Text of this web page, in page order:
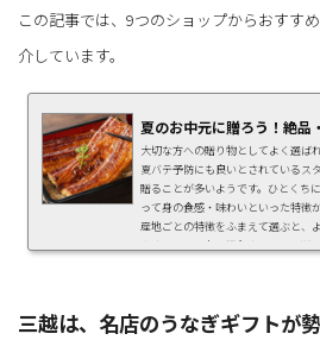
この記事では、9つのショップからおすす
介しています。
夏のお中元に贈ろう！絶品
大切な方への贈り物としてよく選ば
夏バテ予防にも良いとされているス
贈ることが多いようです。ひとくち
って身の食感・味わいといった特徴
産地ごとの特徴をふまえて選ぶと、
ます。この記事で紹介するのは、厳
三越は、名店のうなぎギフトが